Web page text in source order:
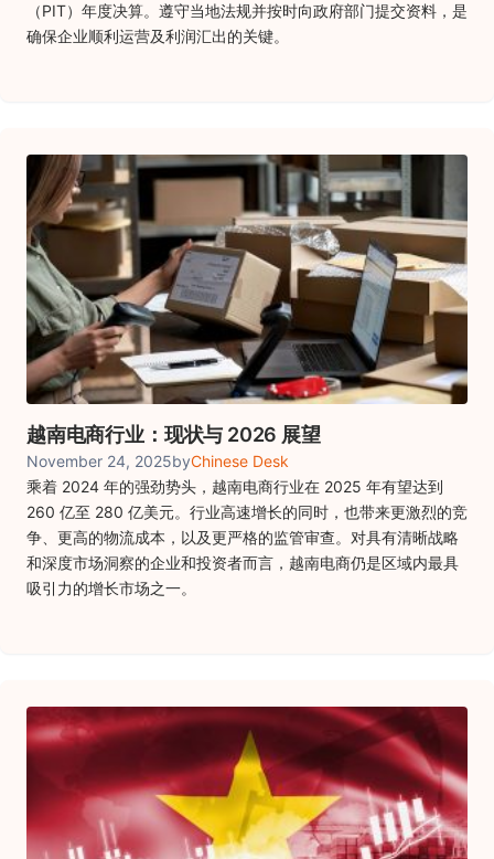
（PIT）年度决算。遵守当地法规并按时向政府部门提交资料，是
确保企业顺利运营及利润汇出的关键。
越南电商行业：现状与 2026 展望
November 24, 2025byChinese Desk
乘着 2024 年的强劲势头，越南电商行业在 2025 年有望达到
260 亿至 280 亿美元。行业高速增长的同时，也带来更激烈的竞
争、更高的物流成本，以及更严格的监管审查。对具有清晰战略
和深度市场洞察的企业和投资者而言，越南电商仍是区域内最具
吸引力的增长市场之一。